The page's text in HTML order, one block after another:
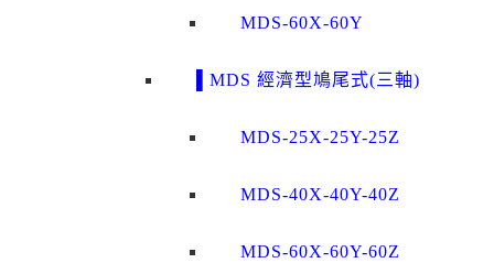
MDS-60X-60Y
▌MDS 經濟型鳩尾式(三軸)
MDS-25X-25Y-25Z
MDS-40X-40Y-40Z
MDS-60X-60Y-60Z